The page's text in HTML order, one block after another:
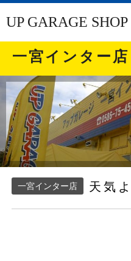
UP GARAGE
一宮インター店
一宮インター店 天気